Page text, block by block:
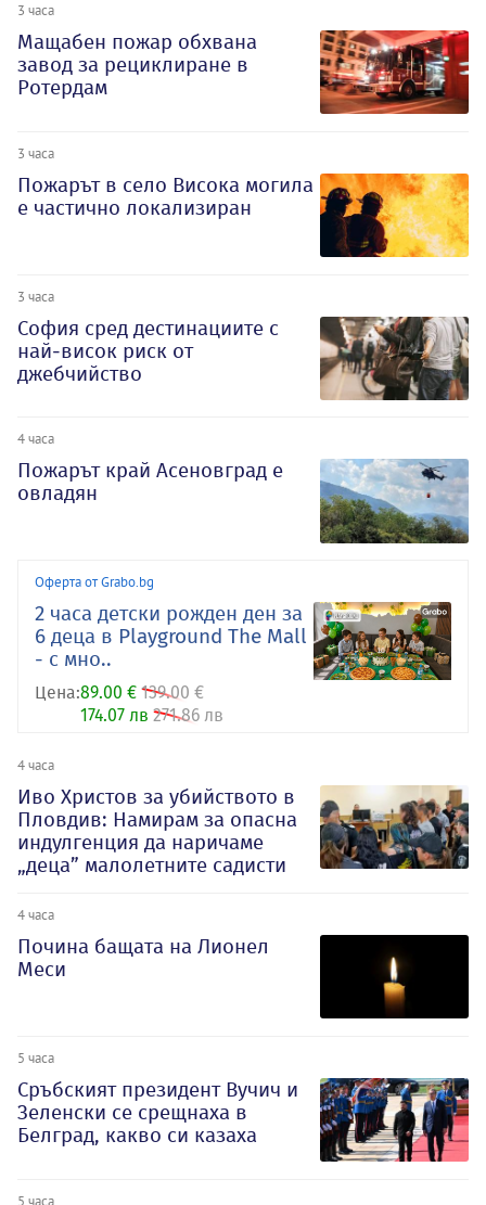
3 часа
Мащабен пожар обхвана
завод за рециклиране в
Ротердам
3 часа
Пожарът в село Висока могила
е частично локализиран
3 часа
София сред дестинациите с
най-висок риск от
джебчийство
4 часа
Пожарът край Асеновград е
овладян
Оферта от Grabo.bg
2 часа детски рожден ден за
6 деца в Playground The Mall
- с мно..
Цена:89.00 € 139.00 €
174.07 лв 271.86 лв
4 часа
Иво Христов за убийството в
Пловдив: Намирам за опасна
индулгенция да наричаме
„деца” малолетните садисти
4 часа
Почина бащата на Лионел
Меси
5 часа
Сръбският президент Вучич и
Зеленски се срещнаха в
Белград, какво си казаха
5 часа